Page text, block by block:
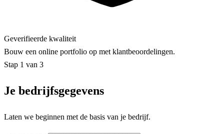
Geverifieerde kwaliteit
Bouw een online portfolio op met klantbeoordelingen.
Stap 1 van 3
Je bedrijfsgegevens
Laten we beginnen met de basis van je bedrijf.